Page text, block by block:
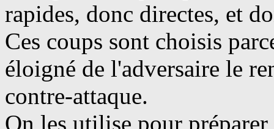
rapides, donc directes, et
Ces coups sont choisis
éloigné de l'adversaire le
contre-attaque.
On les utilise pour